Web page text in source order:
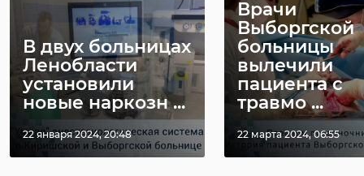
В двух больницах
Ленобласти
установили
новые наркозн ...
22 января 2024, 20:48
Врачи
Выборгской
больницы
вылечили
пациента с
травмо ...
22 марта 2024, 06:55